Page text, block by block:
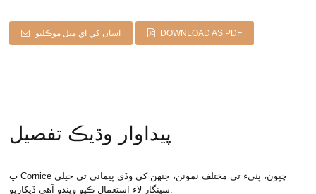
اسان کي اي ميل موڪليو DOWNLOAD AS PDF
پيداوار وڌيڪ تفصيل
پ Cornice ڇپون، پٺيء تي مختلف نمونن، جنهن کي وڏي پيماني تي حيلي